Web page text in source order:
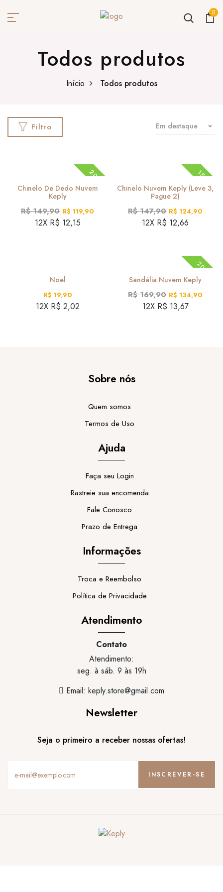
0
Todos produtos
Início Todos produtos
Filtro Em destaque
20%
Chinelo De Dedo Nuvem
Keply
R$ 149,90 R$ 119,90
12X R$ 12,15
15%
Chinelo Nuvem Keply (Leve 3,
Pague 2)
R$ 147,90 R$ 124,90
12X R$ 12,66
Noel
R$ 19,90
12X R$ 2,02
20%
Sandália Nuvem Keply
R$ 169,90 R$ 134,90
12X R$ 13,67
Sobre nós
Quem somos
Termos de Uso
Ajuda
Faça seu Login
Rastreie sua encomenda
Fale Conosco
Prazo de Entrega
Informações
Troca e Reembolso
Política de Privacidade
Atendimento
Contato
Atendimento:
seg. à sáb. 9 às 19h
Email: keply.store@gmail.com
Newsletter
Seja o primeiro a receber nossas ofertas!
INSCREVER-SE